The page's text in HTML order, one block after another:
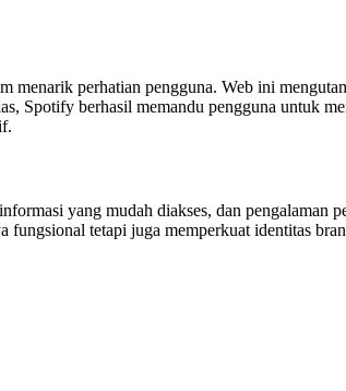
menarik perhatian pengguna. Web ini
Spotify berhasil memandu pengguna untuk
yang mudah diakses, dan pengalaman
tetapi juga memperkuat identitas